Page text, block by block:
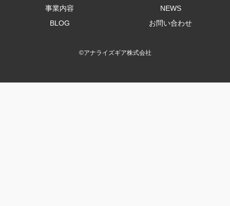
事業内容
NEWS
BLOG
お問い合わせ
©アナライズギア株式会社